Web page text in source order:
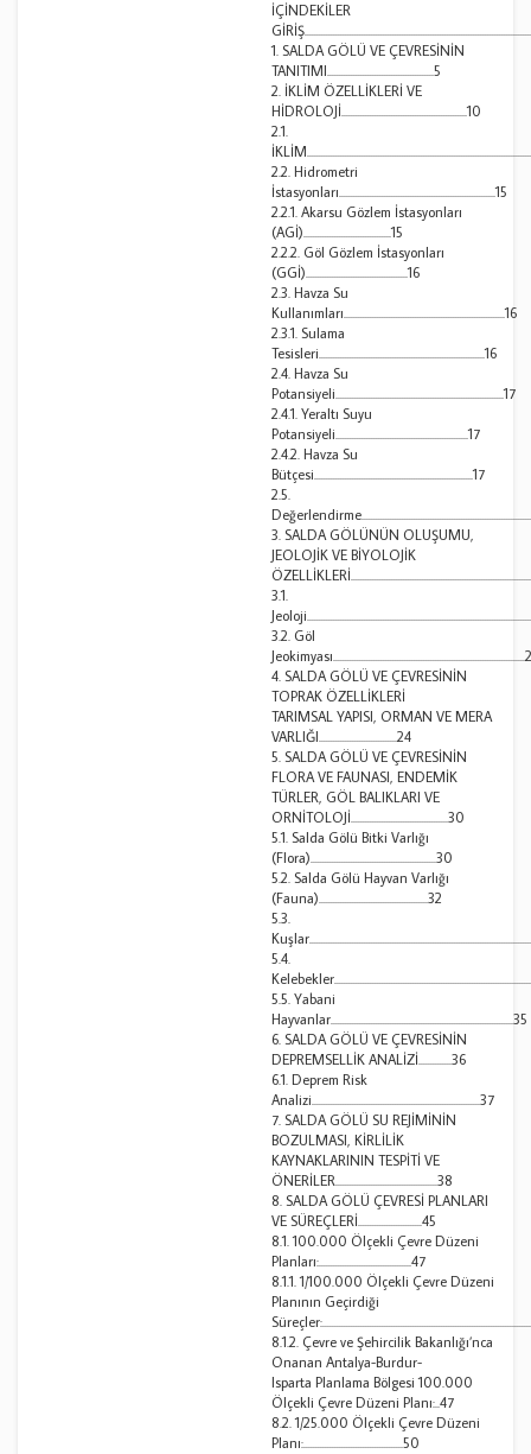
İÇİNDEKİLER
1. SALDA GÖLÜ VE ÇEVRESİNİN
TANITIMI.............................................5
2. İKLİM ÖZELLİKLERİ VE
HİDROLOJİ.....................................................10
2.1.
2.2. Hidrometri
İstasyonları..................................................................15
2.2.1. Akarsu Gözlem İstasyonları
(AGİ).....................................15
2.2.2. Göl Gözlem İstasyonları
(GGİ)...........................................16
2.3. Havza Su
Kullanımları....................................................................16
2.3.1. Sulama
Tesisleri......................................................................16
2.4. Havza Su
Potansiyeli.......................................................................17
2.4.1. Yeraltı Suyu
Potansiyeli........................................................17
2.4.2. Havza Su
Bütçesi...................................................................17
2.5.
3. SALDA GÖLÜNÜN OLUŞUMU,
JEOLOJİK VE BİYOLOJİK
3.1.
3.2. Göl
4. SALDA GÖLÜ VE ÇEVRESİNİN
TOPRAK ÖZELLİKLERİ
TARIMSAL YAPISI, ORMAN VE MERA
VARLIĞI.................................24
5. SALDA GÖLÜ VE ÇEVRESİNİN
FLORA VE FAUNASI, ENDEMİK
TÜRLER, GÖL BALIKLARI VE
ORNİTOLOJİ.........................................30
5.1. Salda Gölü Bitki Varlığı
(Flora).....................................................30
5.2. Salda Gölü Hayvan Varlığı
(Fauna)..............................................32
5.3.
5.4.
5.5. Yabani
Hayvanlar.............................................................................35
6. SALDA GÖLÜ VE ÇEVRESİNİN
DEPREMSELLİK ANALİZİ..............36
6.1. Deprem Risk
Analizi.......................................................................37
7. SALDA GÖLÜ SU REJİMİNİN
BOZULMASI, KİRLİLİK
KAYNAKLARININ TESPİTİ VE
ÖNERİLER...........................................38
8. SALDA GÖLÜ ÇEVRESİ PLANLARI
VE SÜREÇLERİ...........................45
8.1. 100.000 Ölçekli Çevre Düzeni
Planları:.......................................47
8.1.1. 1/100.000 Ölçekli Çevre Düzeni
Planının Geçirdiği
8.1.2. Çevre ve Şehircilik Bakanlığı’nca
Onanan Antalya-Burdur-
Isparta Planlama Bölgesi 100.000
Ölçekli Çevre Düzeni Planı:..47
8.2. 1/25.000 Ölçekli Çevre Düzeni
Planı:..........................................50